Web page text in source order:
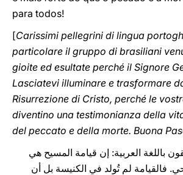
para todos!
[Carissimi pellegrini di lingua
particolare il gruppo di brasiliani
gioite ed esultate perché il Signore
Lasciatevi illuminare e trasformare
Risurrezione di Cristo, perché le
diventino una testimonianza della
del peccato e della morte. Buona
باللغة العربية: إن قيامة المسيح هي
فالقيامة لم تُولد في الكنيسة بل أن